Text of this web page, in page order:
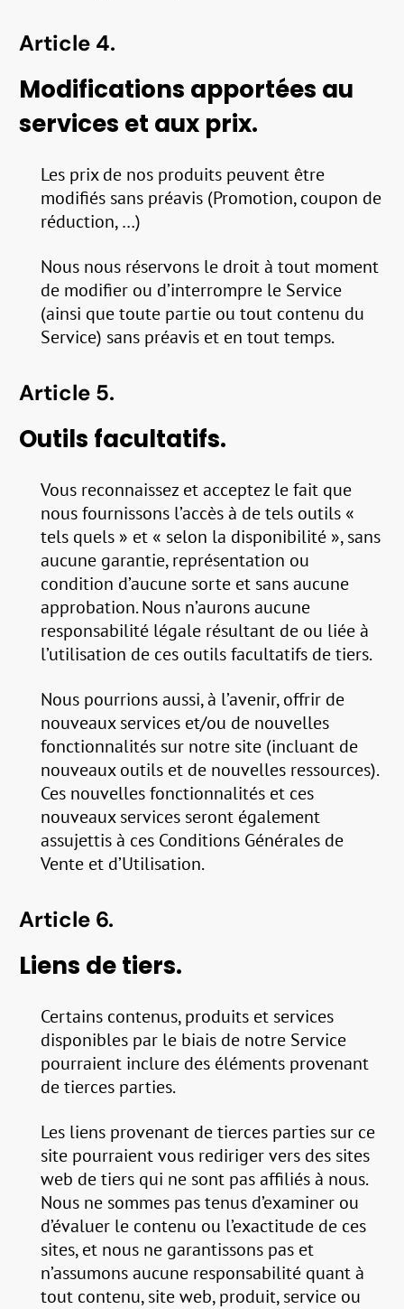
Article 4.
Modifications apportées au
services et aux prix.
Les prix de nos produits peuvent être
modifiés sans préavis (Promotion, coupon de
réduction, …)
Nous nous réservons le droit à tout moment
de modifier ou d’interrompre le Service
(ainsi que toute partie ou tout contenu du
Service) sans préavis et en tout temps.
Article 5.
Outils facultatifs.
Vous reconnaissez et acceptez le fait que
nous fournissons l’accès à de tels outils «
tels quels » et « selon la disponibilité », sans
aucune garantie, représentation ou
condition d’aucune sorte et sans aucune
approbation. Nous n’aurons aucune
responsabilité légale résultant de ou liée à
l’utilisation de ces outils facultatifs de tiers.
Nous pourrions aussi, à l’avenir, offrir de
nouveaux services et/ou de nouvelles
fonctionnalités sur notre site (incluant de
nouveaux outils et de nouvelles ressources).
Ces nouvelles fonctionnalités et ces
nouveaux services seront également
assujettis à ces Conditions Générales de
Vente et d’Utilisation.
Article 6.
Liens de tiers.
Certains contenus, produits et services
disponibles par le biais de notre Service
pourraient inclure des éléments provenant
de tierces parties.
Les liens provenant de tierces parties sur ce
site pourraient vous rediriger vers des sites
web de tiers qui ne sont pas affiliés à nous.
Nous ne sommes pas tenus d’examiner ou
d’évaluer le contenu ou l’exactitude de ces
sites, et nous ne garantissons pas et
n’assumons aucune responsabilité quant à
tout contenu, site web, produit, service ou